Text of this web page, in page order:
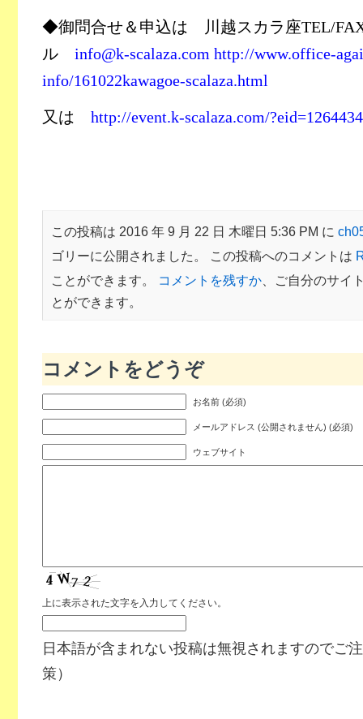
◆御問合せ＆申込は 川越スカラ座TEL/
ル info@k-scalaza.com http://www.office-
info/161022kawagoe-scalaza.html
又は http://event.k-scalaza.com/?eid=1264434
この投稿は 2016 年 9 月 22 日 木曜日 5:36 PM に
ゴリーに公開されました。 この投稿へのコメントは
ことができます。
コメントを残すか、ご自分のサイ
とができます。
コメントをどうぞ
お名前 (必須)
メールアドレス (公開されません) (必須)
ウェブサイト
上に表示された文字を入力してください。
日本語が含まれない投稿は無視されますのでご
策）